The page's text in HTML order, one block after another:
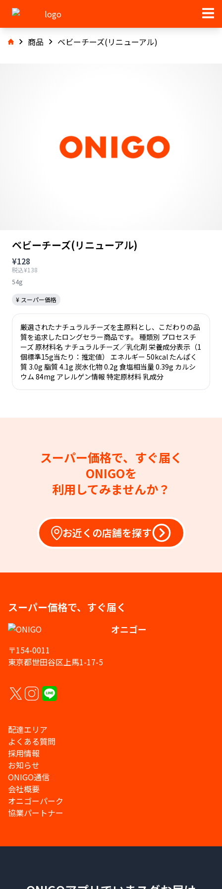
商品 ベビーチーズ(リニューアル)
ベビーチーズ(リニューアル)
¥128
税込¥138
54g
¥ スーパー価格
厳選されたナチュラルチーズを主原料とし、こだわりの品
質を追求したロングセラー商品です。 種類別 プロセスチ
ーズ 原材料名 ナチュラルチーズ／乳化剤 栄養成分表示（1
個標準15g当たり：推定値） エネルギー 50kcal たんぱく
質 3.0g 脂質 4.1g 炭水化物 0.2g 食塩相当量 0.39g カルシ
ウム 84mg アレルゲン情報 特定原材料 乳成分
スーパー価格で、すぐ届く
ONIGOを
利用してみませんか？
お近くの店舗を探す
スーパー価格で、すぐ届く
オニゴー
〒154-0011
東京都世田谷区上馬1-17-5
配達エリア
よくある質問
採用情報
お知らせ
ONIGO通信
会社概要
オニゴーパーク
協業パートナー